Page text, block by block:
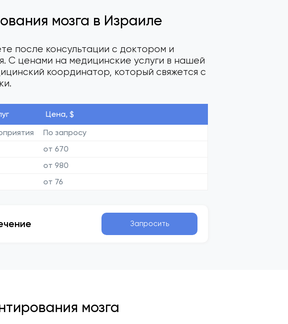
мозга в Израиле
после консультации с доктором и
С ценами на медицинские услуги в нашей
координатор, который свяжется с
Цена, $
По запросу
от 670
от 980
от 76
Запросить
мозга